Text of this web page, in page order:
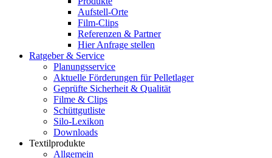
Aufstell-Orte
Film-Clips
Referenzen & Partner
Hier Anfrage stellen
Ratgeber & Service
Planungsservice
Aktuelle Förderungen für Pelletlager
Geprüfte Sicherheit & Qualität
Filme & Clips
Schüttgutliste
Silo-Lexikon
Downloads
Textilprodukte
Allgemein